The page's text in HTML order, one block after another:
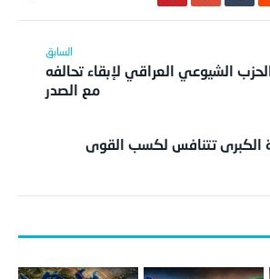
الشيوعي العراقي لإبقاء تحالفه
مع الصدر
الكبرى تتنافس لكسب القوى